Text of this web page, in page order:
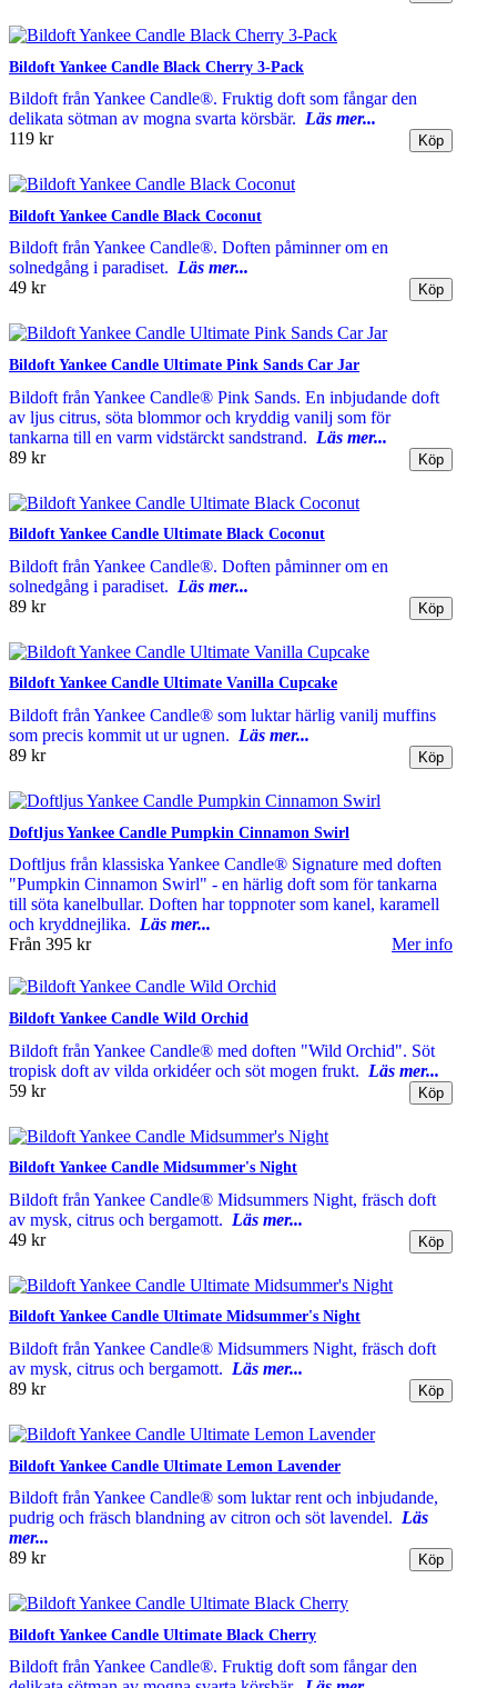
Bildoft Yankee Candle Black Cherry 3-Pack
Bildoft från Yankee Candle®. Fruktig doft som fångar den
delikata sötman av mogna svarta körsbär. Läs mer...
119 kr
Bildoft Yankee Candle Black Coconut
Bildoft från Yankee Candle®. Doften påminner om en
solnedgång i paradiset. Läs mer...
49 kr
Bildoft Yankee Candle Ultimate Pink Sands Car Jar
Bildoft från Yankee Candle® Pink Sands. En inbjudande doft
av ljus citrus, söta blommor och kryddig vanilj som för
tankarna till en varm vidstärckt sandstrand. Läs mer...
89 kr
Bildoft Yankee Candle Ultimate Black Coconut
Bildoft från Yankee Candle®. Doften påminner om en
solnedgång i paradiset. Läs mer...
89 kr
Bildoft Yankee Candle Ultimate Vanilla Cupcake
Bildoft från Yankee Candle® som luktar härlig vanilj muffins
som precis kommit ut ur ugnen. Läs mer...
89 kr
Doftljus Yankee Candle Pumpkin Cinnamon Swirl
Doftljus från klassiska Yankee Candle® Signature med doften
"Pumpkin Cinnamon Swirl" - en härlig doft som för tankarna
till söta kanelbullar. Doften har toppnoter som kanel, karamell
och kryddnejlika. Läs mer...
Från 395 kr Mer info
Bildoft Yankee Candle Wild Orchid
Bildoft från Yankee Candle® med doften "Wild Orchid". Söt
tropisk doft av vilda orkidéer och söt mogen frukt. Läs mer...
59 kr
Bildoft Yankee Candle Midsummer's Night
Bildoft från Yankee Candle® Midsummers Night, fräsch doft
av mysk, citrus och bergamott. Läs mer...
49 kr
Bildoft Yankee Candle Ultimate Midsummer's Night
Bildoft från Yankee Candle® Midsummers Night, fräsch doft
av mysk, citrus och bergamott. Läs mer...
89 kr
Bildoft Yankee Candle Ultimate Lemon Lavender
Bildoft från Yankee Candle® som luktar rent och inbjudande,
pudrig och fräsch blandning av citron och söt lavendel. Läs
mer...
89 kr
Bildoft Yankee Candle Ultimate Black Cherry
Bildoft från Yankee Candle®. Fruktig doft som fångar den